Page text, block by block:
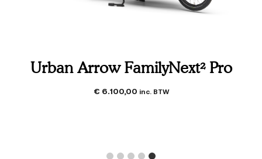
Urban Arrow FamilyNext² Pro
€ 6.100,00 inc. BTW